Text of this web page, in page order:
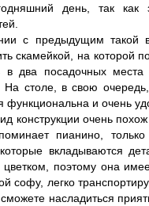
день, так
с предыдущим такой
скамейкой, на которой
в два посадочных
столе, в свою очередь,
функциональна и очень
конструкции очень
пианино,
вкладываются
поэтому она
софу, легко
сможете насладиться